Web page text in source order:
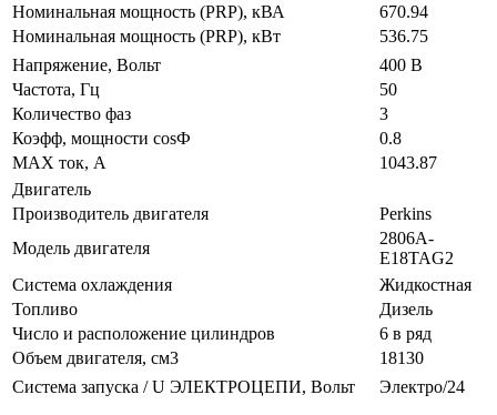
Номинальная мощность (PRP), кВА
670.94
Номинальная мощность (PRP), кВт
536.75
Напряжение, Вольт
400 В
Частота, Гц
50
Количество фаз
3
Коэфф, мощности cosФ
0.8
MAX ток, А
1043.87
Двигатель
Производитель двигателя
Perkins
Модель двигателя
2806A-
E18TAG2
Система охлаждения
Жидкостная
Топливо
Дизель
Число и расположение цилиндров
6 в ряд
Объем двигателя, см3
18130
Система запуска / U ЭЛЕКТРОЦЕПИ, Вольт
Электро/24